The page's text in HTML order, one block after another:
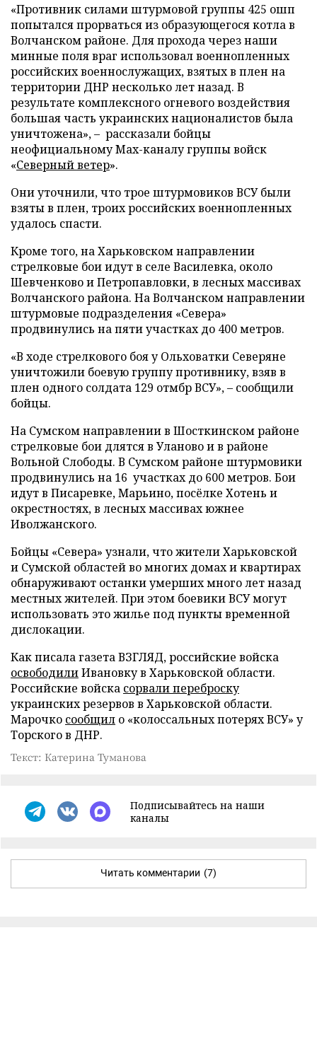
«Противник силами штурмовой группы 425 ошп
попытался прорваться из образующегося котла в
Волчанском районе. Для прохода через наши
минные поля враг использовал военнопленных
российских военнослужащих, взятых в плен на
территории ДНР несколько лет назад. В
результате комплексного огневого воздействия
большая часть украинских националистов была
уничтожена», – рассказали бойцы
неофициальному Max-каналу группы войск
«Северный ветер».
Они уточнили, что трое штурмовиков ВСУ были
взяты в плен, троих российских военнопленных
удалось спасти.
Кроме того, на Харьковском направлении
стрелковые бои идут в селе Василевка, около
Шевченково и Петропавловки, в лесных массивах
Волчанского района. На Волчанском направлении
штурмовые подразделения «Севера»
продвинулись на пяти участках до 400 метров.
«В ходе стрелкового боя у Ольховатки Северяне
уничтожили боевую группу противнику, взяв в
плен одного солдата 129 отмбр ВСУ», – сообщили
бойцы.
На Сумском направлении в Шосткинском районе
стрелковые бои длятся в Уланово и в районе
Вольной Слободы. В Сумском районе штурмовики
продвинулись на 16 участках до 600 метров. Бои
идут в Писаревке, Марьино, посёлке Хотень и
окрестностях, в лесных массивах южнее
Иволжанского.
Бойцы «Севера» узнали, что жители Харьковской
и Сумской областей во многих домах и квартирах
обнаруживают останки умерших много лет назад
местных жителей. При этом боевики ВСУ могут
использовать это жилье под пункты временной
дислокации.
Как писала газета ВЗГЛЯД, российские войска
освободилиИвановку в Харьковской области.
Российские войска сорвали переброску
украинских резервов в Харьковской области.
Марочко сообщил о «колоссальных потерях ВСУ» у
Торского в ДНР.
Текст: Катерина Туманова
Подписывайтесь на наши
каналы
Читать комментарии (7)